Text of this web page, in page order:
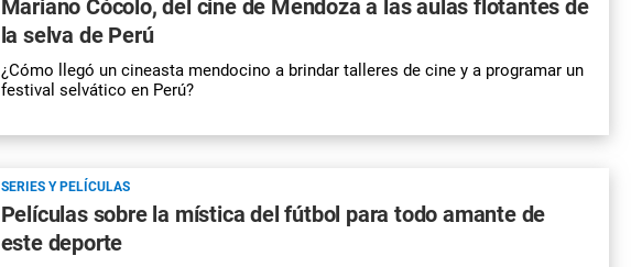
Mariano Cócolo, del cine de Mendoza a las aulas flotantes de
la selva de Perú
¿Cómo llegó un cineasta mendocino a brindar talleres de cine y a programar un
festival selvático en Perú?
SERIES Y PELÍCULAS
Películas sobre la mística del fútbol para todo amante de
este deporte